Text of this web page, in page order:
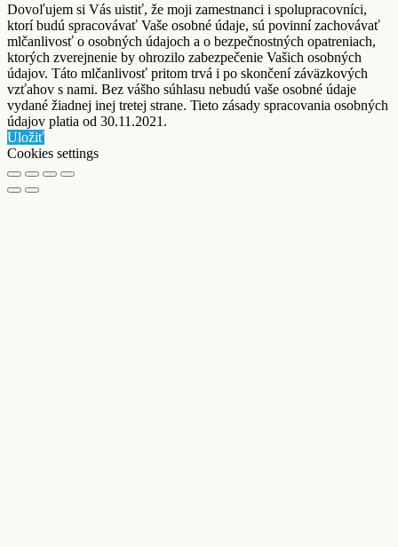
Dovoľujem si Vás uistiť, že moji zamestnanci i spolupracovníci,
ktorí budú spracovávať Vaše osobné údaje, sú povinní zachovávať
mlčanlivosť o osobných údajoch a o bezpečnostných opatreniach,
ktorých zverejnenie by ohrozilo zabezpečenie Vašich osobných
údajov. Táto mlčanlivosť pritom trvá i po skončení záväzkových
vzťahov s nami. Bez vášho súhlasu nebudú vaše osobné údaje
vydané žiadnej inej tretej strane. Tieto zásady spracovania osobných
údajov platia od 30.11.2021.
Uložiť
Cookies settings